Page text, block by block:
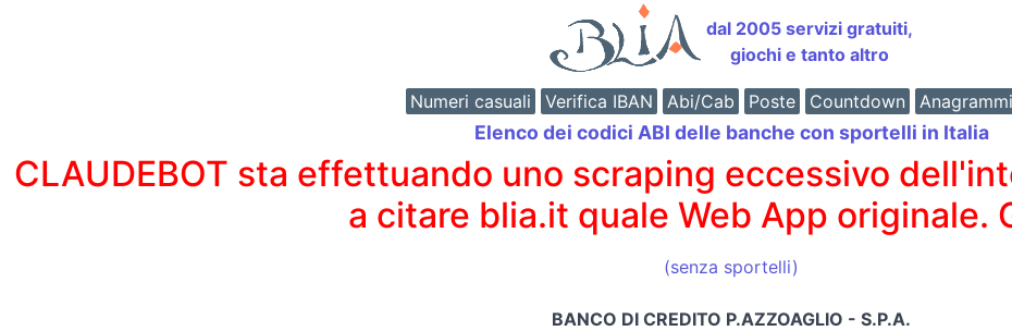
dal 2005 servizi gratuiti,
giochi e tanto altro
Numeri casuali Verifica IBAN Abi/Cab Poste Countdown Anagrammi
Elenco dei codici ABI delle banche con sportelli in Italia
CLAUDEBOT sta effettuando uno scraping eccessivo
a citare blia.it quale Web App originale.
(senza sportelli)
BANCO DI CREDITO P.AZZOAGLIO - S.P.A.